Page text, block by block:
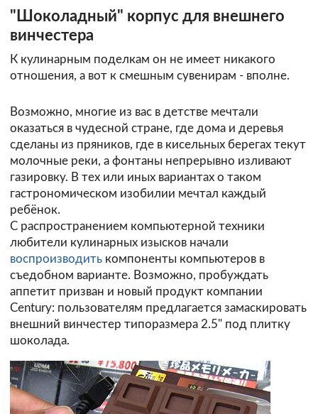
"Шоколадный" корпус для внешнего
винчестера
К кулинарным поделкам он не имеет никакого
отношения, а вот к смешным сувенирам - вполне.
Возможно, многие из вас в детстве мечтали
оказаться в чудесной стране, где дома и деревья
сделаны из пряников, где в кисельных берегах текут
молочные реки, а фонтаны непрерывно изливают
газировку. В тех или иных вариантах о таком
гастрономическом изобилии мечтал каждый
ребёнок.
С распространением компьютерной техники
любители кулинарных изысков начали
воспроизводить компоненты компьютеров в
съедобном варианте. Возможно, пробуждать
аппетит призван и новый продукт компании
Century: пользователям предлагается замаскировать
внешний винчестер типоразмера 2.5" под плитку
шоколада.